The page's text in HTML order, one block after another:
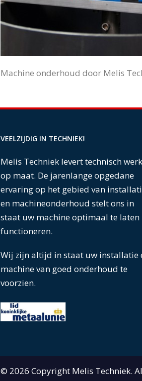
Machine onderhoud door Melis
VEELZIJDIG IN TECHNIEK!
Melis Techniek levert technisch werk
op maat. De jarenlange opgedane
ervaring op het gebied van
en machineonderhoud stelt ons in
staat uw machine optimaal te laten
functioneren.
Wij zijn altijd in staat uw installatie
machine van goed onderhoud te
voorzien.
© 2026 Copyright Melis Techniek.